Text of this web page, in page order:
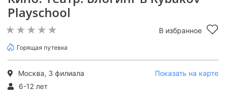
Playschool
В избранное
Горящая путевка
Москва, 3 филиала
Показать на карте
6-12 лет